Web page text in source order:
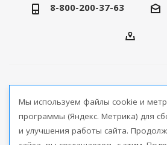
8-800-200-37-63
продукции
Версия для
Мы используем файлы cookie и
программы (Яндекс. Метрика) для
и улучшения работы сайта.